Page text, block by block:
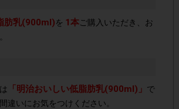
肪乳(900ml)を 1本ご購入いただき、お
「明治おいしい低脂肪乳(900ml)」 で
違いにお気をつけください。